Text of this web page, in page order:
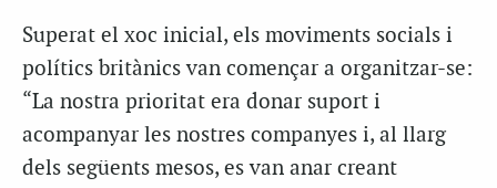
Superat el xoc inicial, els moviments socials i
polítics britànics van començar a organitzar-se:
“La nostra prioritat era donar suport i
acompanyar les nostres companyes i, al llarg
dels següents mesos, es van anar creant